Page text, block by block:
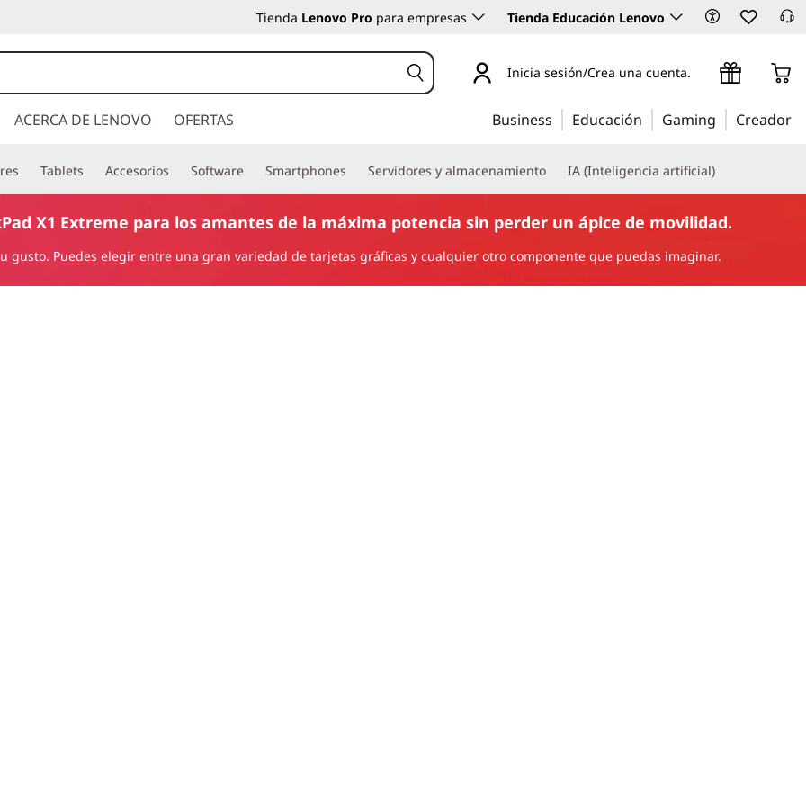
Tienda Lenovo Pro para empresas Tienda Educación Lenovo
Inicia sesión/Crea una cuenta.
ACERCA DE LENOVO OFERTAS Business Educación Gaming Creador
Tablets Accesorios Software Smartphones Servidores y almacenamiento IA (Inteligencia artificial)
X1 Extreme para los amantes de la máxima potencia sin perder un ápice de movilidad.
gusto. Puedes elegir entre una gran variedad de tarjetas gráficas y cualquier otro componente que puedas imaginar.